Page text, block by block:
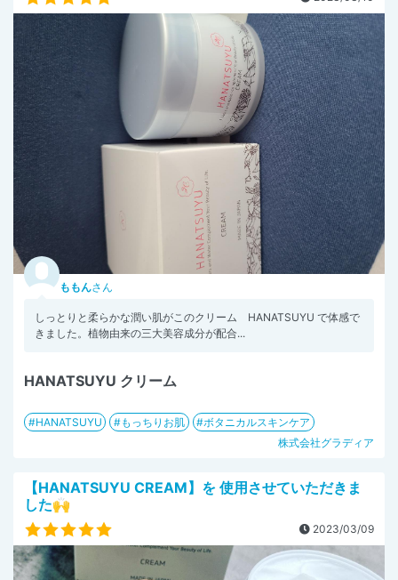
ももんさん
しっとりと柔らかな潤い肌がこのクリーム HANATSUYU で体感で
きました。植物由来の三大美容成分が配合...
HANATSUYU クリーム
HANATSUYU もっちりお肌
ボタニカルスキンケア
株式会社グラディア
【HANATSUYU CREAM】を 使用させていただきま
した🙌
2023/03/09